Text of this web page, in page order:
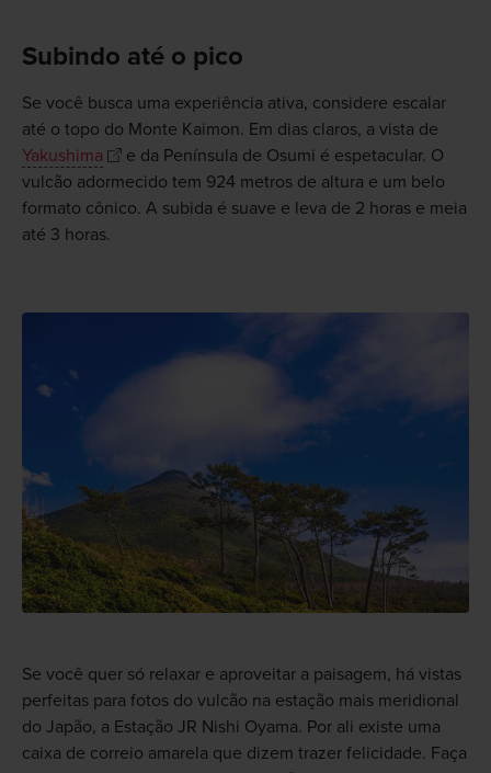
Subindo até o pico
Se você busca uma experiência ativa, considere escalar
até o topo do Monte Kaimon. Em dias claros, a vista de
Yakushima
e da Península de Osumi é espetacular. O
vulcão adormecido tem 924 metros de altura e um belo
formato cônico. A subida é suave e leva de 2 horas e meia
até 3 horas.
Se você quer só relaxar e aproveitar a paisagem, há vistas
perfeitas para fotos do vulcão na estação mais meridional
do Japão, a Estação JR Nishi Oyama. Por ali existe uma
caixa de correio amarela que dizem trazer felicidade. Faça